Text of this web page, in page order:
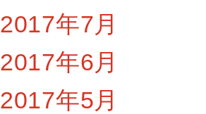
2017年7月
2017年6月
2017年5月